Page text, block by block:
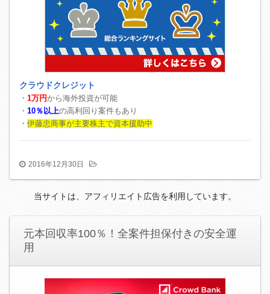
クラウドクレジット
・ 1万円から海外投資が可能
・ 10％以上の高利回り案件もあり
・ 伊藤忠商事が主要株主で資本援助中
2016年12月30日
当サイトは、アフィリエイト広告を利用しています。
元本回収率100％！全案件担保付きの安全運
用